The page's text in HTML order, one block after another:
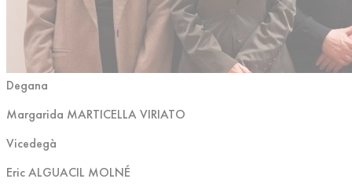
Degana
Margarida MARTICELLA VIRIATO
Vicedegà
Eric ALGUACIL MOLNÉ